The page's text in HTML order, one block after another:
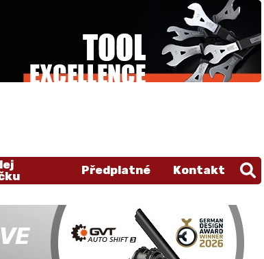
Předplatné Kontakt